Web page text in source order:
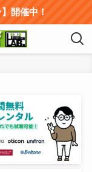
開催中！